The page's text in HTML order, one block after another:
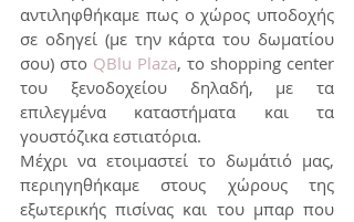
αντιληφθήκαμε πως ο χώρος υποδοχής
σε οδηγεί (με την κάρτα του δωματίου
σου) στο QBlu Plaza, το shopping center
του ξενοδοχείου δηλαδή, με τα
επιλεγμένα καταστήματα και τα
γουστόζικα εστιατόρια.
Μέχρι να ετοιμαστεί το δωμάτιό μας,
περιηγηθήκαμε στους χώρους της
εξωτερικής πισίνας και του μπαρ που